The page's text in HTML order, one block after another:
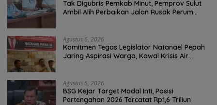
Tak Digubris Pemkab Minut, Pemprov Sulut
Ambil Alih Perbaikan Jalan Rusak Perum
Agustus 6, 2026
Komitmen Tegas Legislator Natanael Pepah
Jaring Aspirasi Warga, Kawal Krisis Air
Agustus 6, 2026
BSG Kejar Target Modal Inti, Posisi
Pertengahan 2026 Tercatat Rp1,6 Triliun